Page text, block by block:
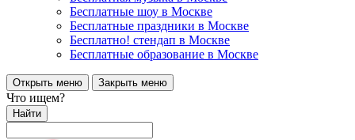
Бесплатные шоу в Москве
Бесплатные праздники в Москве
Бесплатно! стендап в Москве
Бесплатные образование в Москве
Открыть меню Закрыть меню
Что ищем?
Найти